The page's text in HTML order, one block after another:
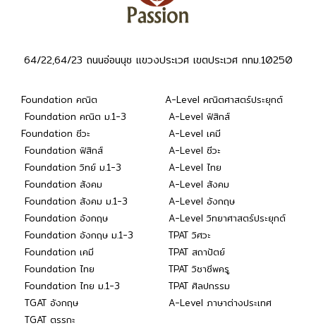
64/22,64/23 ถนนอ่อนนุช แขวงประเวศ เขตประเวศ กทม.10250
Foundation คณิต
Foundation คณิต ม.1-3
Foundation ชีวะ
Foundation ฟิสิกส์
Foundation วิทย์ ม.1-3
Foundation สังคม
Foundation สังคม ม.1-3
Foundation อังกฤษ
Foundation อังกฤษ ม.1-3
Foundation เคมี
Foundation ไทย
Foundation ไทย ม.1-3
TGAT อังกฤษ
TGAT ตรรกะ
A-Level คณิตศาสตร์ประยุกต์
A-Level ฟิสิกส์
A-Level เคมี
A-Level ชีวะ
A-Level ไทย
A-Level สังคม
A-Level อังกฤษ
A-Level วิทยาศาสตร์ประยุกต์
TPAT วิศวะ
TPAT สถาปัตย์
TPAT วิชาชีพครู
TPAT ศิลปกรรม
A-Level ภาษาต่างประเทศ